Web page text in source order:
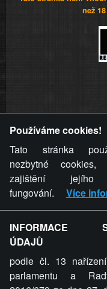
než
videa a komentáře.
stránky týče, ani
stránku, nemůže z
komentáře pro
provozovateli stránky
ZVRÁCENÝ.CZ
Používáme cookies!
Tato stránka
nezbytné
zajištění jejího
fungování.
Více
INFORMACE
ÚDAJŮ
podle čl. 13
parlamentu a